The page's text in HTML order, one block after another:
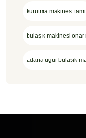
kurutma makinesi
bulaşık makinesi
adana ugur bulaşık